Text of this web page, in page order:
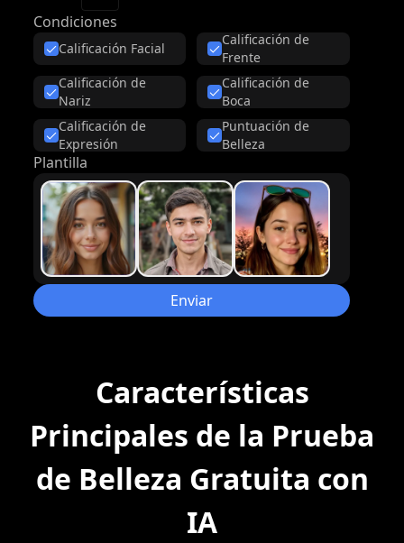
Condiciones
Calificación Facial
Calificación de
Frente
Calificación de
Nariz
Calificación de
Boca
Calificación de
Expresión
Puntuación de
Belleza
Plantilla
Enviar
Características
Principales de la Prueba
de Belleza Gratuita con
IA